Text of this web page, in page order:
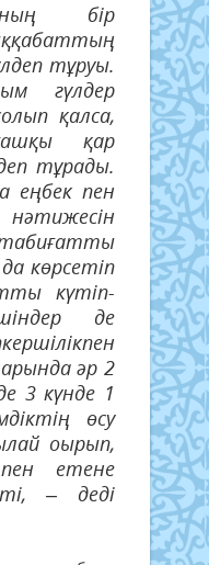
бір
тұруы.
гүлдер
қалса,
қар
тұрады.
еңбек пен
көрсетіп
күтіп-
де
әр 2
3 күнде 1
өсу
оырып,
етене
– деді